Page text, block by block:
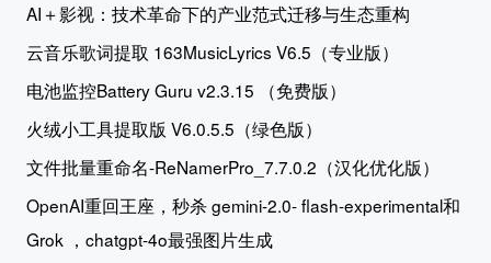
AI＋影视：技术革命下的产业范式迁移与生态重构
云音乐歌词提取 163MusicLyrics V6.5（专业版）
电池监控Battery Guru v2.3.15 （免费版）
火绒小工具提取版 V6.0.5.5（绿色版）
文件批量重命名-ReNamerPro_7.7.0.2（汉化优化版）
OpenAI重回王座，秒杀 gemini-2.0- flash-experimental和
Grok ，chatgpt-4o最强图片生成